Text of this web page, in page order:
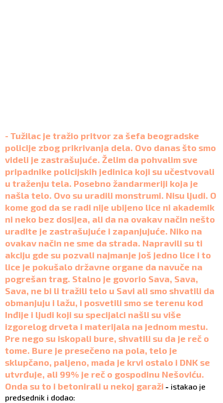
- Tužilac je tražio pritvor za šefa beogradske
policije zbog prikrivanja dela. Ovo danas što smo
videli je zastrašujuće. Želim da pohvalim sve
pripadnike policijskih jedinica koji su učestvovali
u traženju tela. Posebno žandarmeriji koja je
našla telo. Ovo su uradili monstrumi. Nisu ljudi. O
kome god da se radi nije ubijeno lice ni akademik
ni neko bez dosijea, ali da na ovakav način nešto
uradite je zastrašujuće i zapanjujuće. Niko na
ovakav način ne sme da strada. Napravili su ti
akciju gde su pozvali najmanje još jedno lice i to
lice je pokušalo državne organe da navuče na
pogrešan trag. Stalno je govorio Sava, Sava,
Sava, ne bi li tražili telo u Savi ali smo shvatili da
obmanjuju i lažu, i posvetili smo se terenu kod
Inđije i ljudi koji su specijalci našli su više
izgorelog drveta i materijala na jednom mestu.
Pre nego su iskopali bure, shvatili su da je reč o
tome. Bure je presečeno na pola, telo je
sklupčano, paljeno, mada je krvi ostalo i DNK se
utvrđuje, ali 99% je reč o gospodinu Nešoviću.
Onda su to i betonirali u nekoj garaži - istakao je
predsednik i dodao: